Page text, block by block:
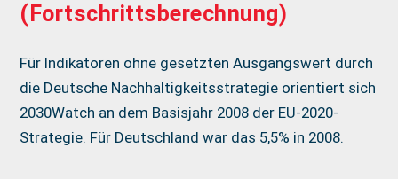
(Fortschrittsberechnung)
Für Indikatoren ohne gesetzten Ausgangswert durch
die Deutsche Nachhaltigkeitsstrategie orientiert sich
2030Watch an dem Basisjahr 2008 der EU-2020-
Strategie. Für Deutschland war das 5,5% in 2008.